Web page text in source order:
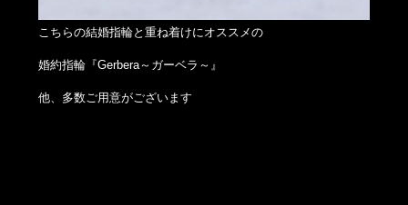
こちらの結婚指輪と重ね着けにオススメの
婚約指輪『Gerbera～ガーベラ～』
他、多数ご用意がございます